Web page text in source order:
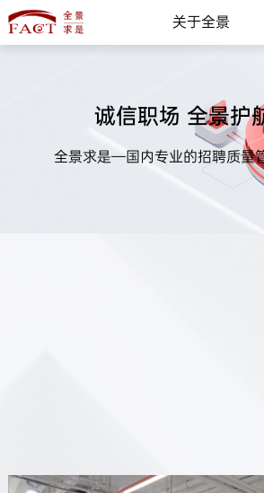
关于全景
诚信职场 全景护
全景求是—国内专业的招聘质量